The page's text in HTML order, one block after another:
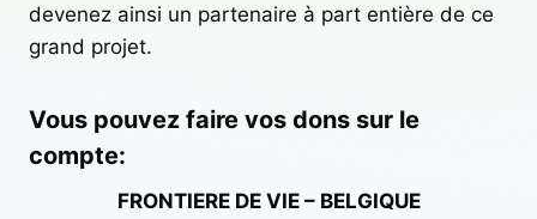
devenez ainsi un partenaire à part entière de ce
grand projet.
Vous pouvez faire vos dons sur le
compte:
FRONTIERE DE VIE – BELGIQUE